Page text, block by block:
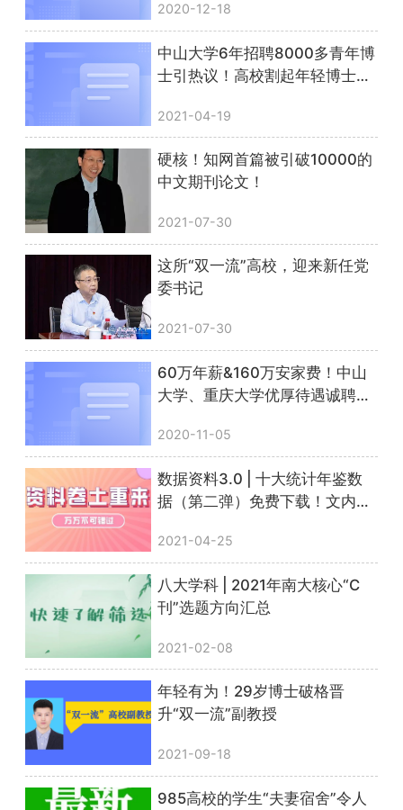
2020-12-18
中山大学6年招聘8000多青年博
士引热议！高校割起年轻博士的
2021-04-19
硬核！知网首篇被引破10000的
中文期刊论文！
2021-07-30
这所“双一流”高校，迎来新任党
委书记
2021-07-30
60万年薪&160万安家费！中山
大学、重庆大学优厚待遇诚聘人
2020-11-05
数据资料3.0 | 十大统计年鉴数
据（第二弹）免费下载！文内附
2021-04-25
八大学科 | 2021年南大核心“C
刊”选题方向汇总
2021-02-08
年轻有为！29岁博士破格晋
升“双一流”副教授
2021-09-18
985高校的学生“夫妻宿舍”令人